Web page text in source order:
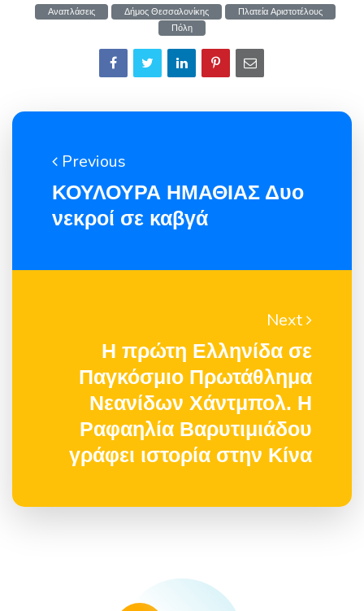
Αναπλάσεις Δήμος Θεσσαλονίκης
Πλατεία Αριστοτέλους
Πόλη
Previous
ΚΟΥΛΟΥΡΑ ΗΜΑΘΙΑΣ Δυο
νεκροί σε καβγά
Next
Η πρώτη Ελληνίδα σε
Παγκόσμιο Πρωτάθλημα
Νεανίδων Χάντμπολ. Η
Ραφαηλία Βαρυτιμιάδου
γράφει ιστορία στην Κίνα